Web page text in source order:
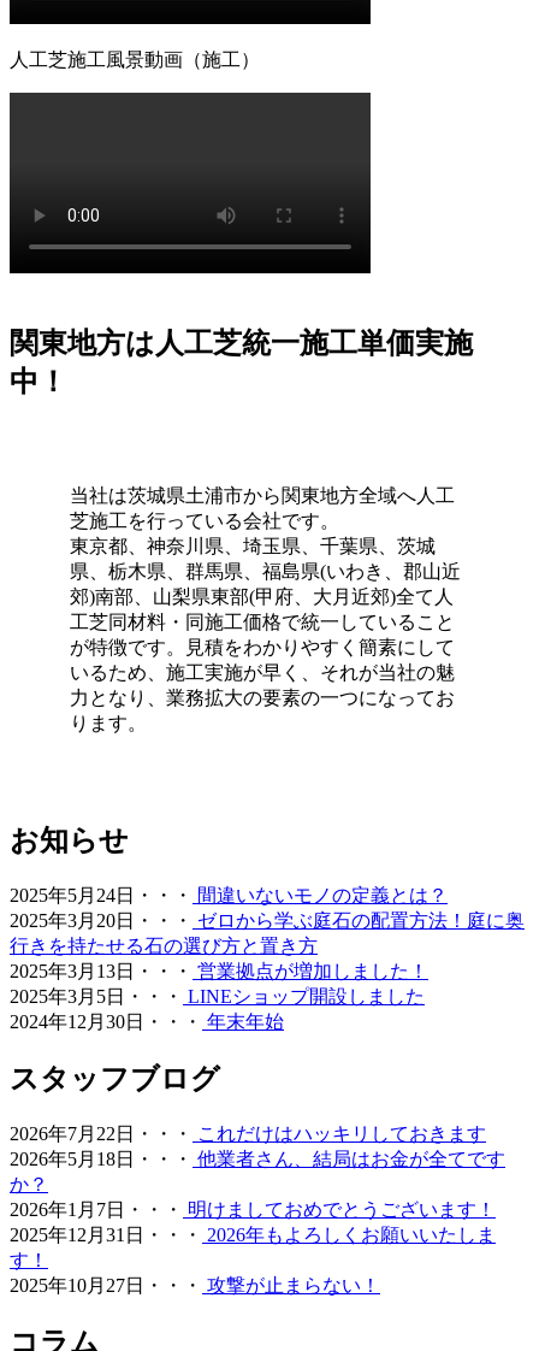
「人工芝を導入したいけれど、初期費用が気になる」とい
とが可能です。関東圏内での施工実績はトップクラスを誇
2026.7.1
お庭でのバーベキューは家族や友人との格別なひとときで
洗いも可能なため、清潔な状態を長く保てます。ただし、
素材の特性上、熱湯を直接かけたり火気を近づけすぎたり
することには注意が必要です。耐熱温度を守ることで、美
しいグリーンを長く愛用していただけます。施工後のアフ
ターケアやお手入れ方法の詳細まで、私たちがトータルで
サポートさせていただきます。安心してアウトドアを楽し
めるお庭作りを実現します。
2026.6.24
人工芝の最大の魅力は、施工後の維持管理が驚くほど楽な
ありません。常に清潔で美しい状態を保つための簡単なコ
ツについても、お引き渡し時に専門スタッフが丁寧にお伝
えしております。忙しい現代人にとって、お庭を「維持す
るための作業場」から「心からくつろげるリラックススペ
ース」へ変えることは、生活の質を大きく向上させます。
管理の負担を減らし、ゆとりある時間をご提案いたしま
す。
2026.6.18
愛犬やペットと暮らすご家庭には、クッション性と清潔さ
を両立した人工芝が非常におすすめです。ベランダや屋
上、お庭の一部に敷くことで、足腰への負担を軽減しつ
つ、雨の日でも手足を汚さずに遊べる専用ドッグランが完
成します。当社の人工芝は高密度で耐久性が高いため、大
型犬が走り回っても簡単にはへたりません。防臭対策や、
排泄物があった際の清掃のしやすさについても、飼い主様
の飼育状況に合わせた最適なプランをご提案させていただ
きます。ペットも家族の一員として、ストレスなく自由に
動き回れる健康的な住環境を一緒に形にしていきましょ
人工芝施工風景動画（施工）
関東地方は人工芝統一施工単価実施
中！
当社は茨城県土浦市から関東地方全域へ人工
芝施工を行っている会社です。
東京都、神奈川県、埼玉県、千葉県、茨城
県、栃木県、群馬県、福島県(いわき、郡山近
郊)南部、山梨県東部(甲府、大月近郊)全て人
工芝同材料・同施工価格で統一していること
が特徴です。見積をわかりやすく簡素にして
いるため、施工実施が早く、それが当社の魅
力となり、業務拡大の要素の一つになってお
ります。
お知らせ
2025年5月24日・・・
間違いないモノの定義とは？
2025年3月20日・・・
ゼロから学ぶ庭石の配置方法！庭に奥
行きを持たせる石の選び方と置き方
2025年3月13日・・・ 営業拠点が増加しました！
2025年3月5日・・・ LINEショップ開設しました
2024年12月30日・・・ 年末年始
スタッフブログ
2026年7月22日・・・
これだけはハッキリしておきます
2026年5月18日・・・ 他業者さん、結局はお金が全てです
か？
2026年1月7日・・・
明けましておめでとうございます！
2025年12月31日・・・
2026年もよろしくお願いいたしま
す！
2025年10月27日・・・ 攻撃が止まらない！
コラム